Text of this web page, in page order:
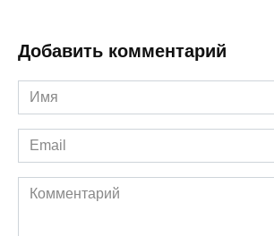
Добавить комментарий
Имя
*
Email
*
Комментарий